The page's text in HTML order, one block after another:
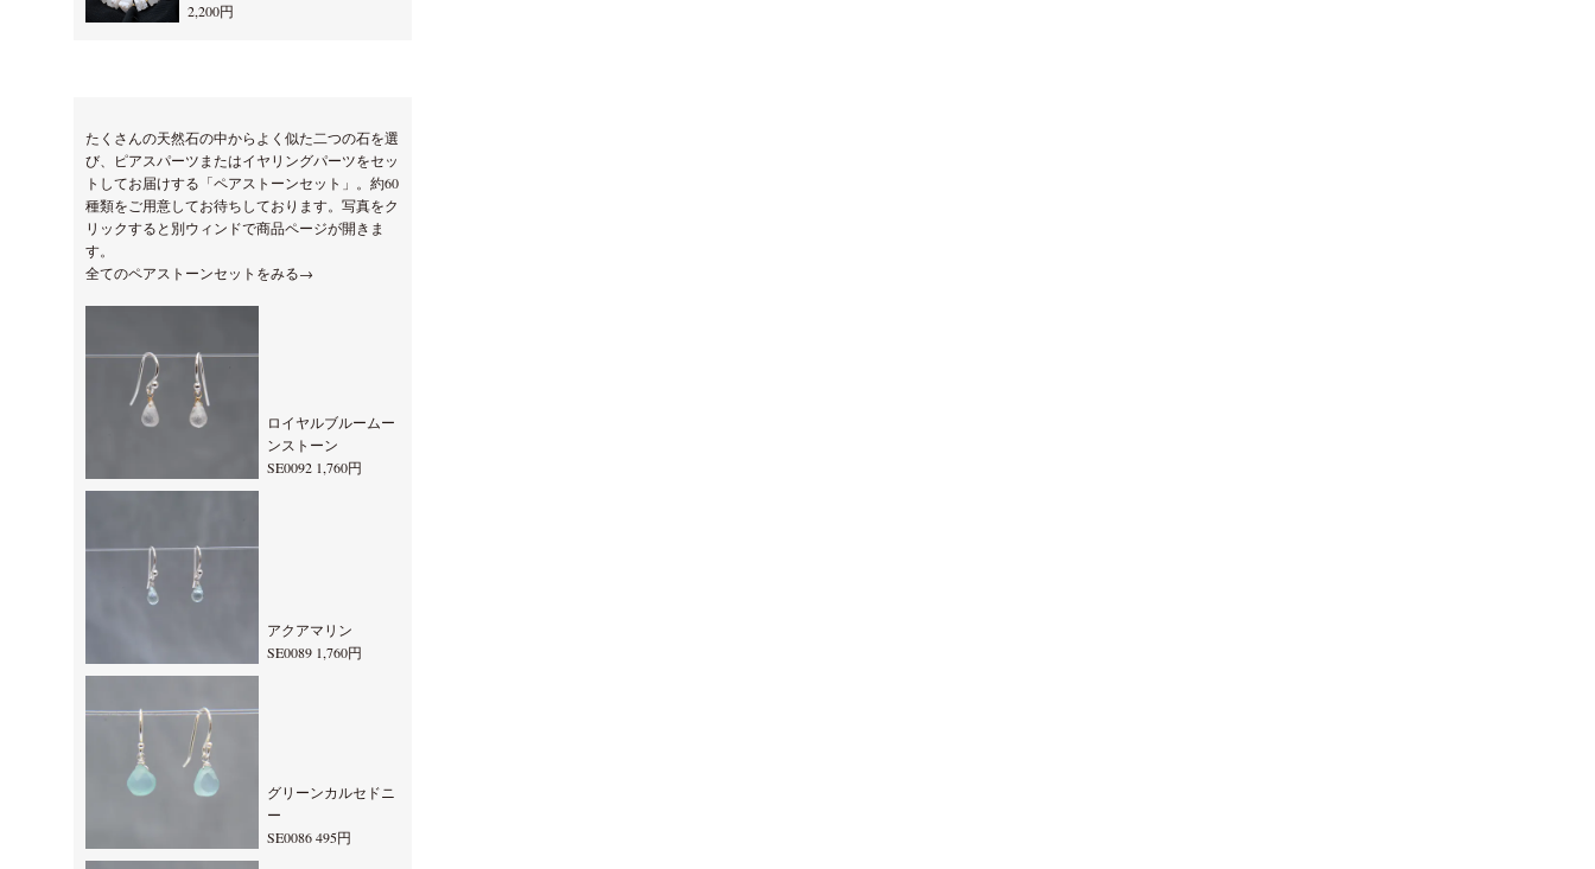
2,200円
たくさんの天然石の中からよく似た二つの石を選
び、ピアスパーツまたはイヤリングパーツをセッ
トしてお届けする「ペアストーンセット」。約60
種類をご用意してお待ちしております。写真をク
リックすると別ウィンドで商品ページが開きま
す。
全てのペアストーンセットをみる→
ロイヤルブルームー
ンストーン
SE0092 1,760円
アクアマリン
SE0089 1,760円
グリーンカルセドニ
ー
SE0086 495円